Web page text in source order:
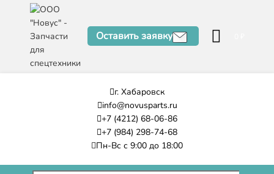
Оставить заявку
г. Хабаровск
info@novusparts.ru
+7 (4212) 68-06-86
+7 (984) 298-74-68
Пн-Вс с 9:00 до 18:00